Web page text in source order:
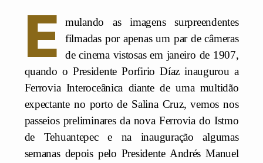
E
mulando as imagens surpreendentes
filmadas por apenas um par de câmeras
de cinema vistosas em janeiro de 1907,
quando o Presidente Porfirio Díaz inaugurou a
Ferrovia Interoceânica diante de uma multidão
expectante no porto de Salina Cruz, vemos nos
passeios preliminares da nova Ferrovia do Istmo
de Tehuantepec e na inauguração algumas
semanas depois pelo Presidente Andrés Manuel